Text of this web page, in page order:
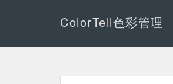
ColorTell色彩管理